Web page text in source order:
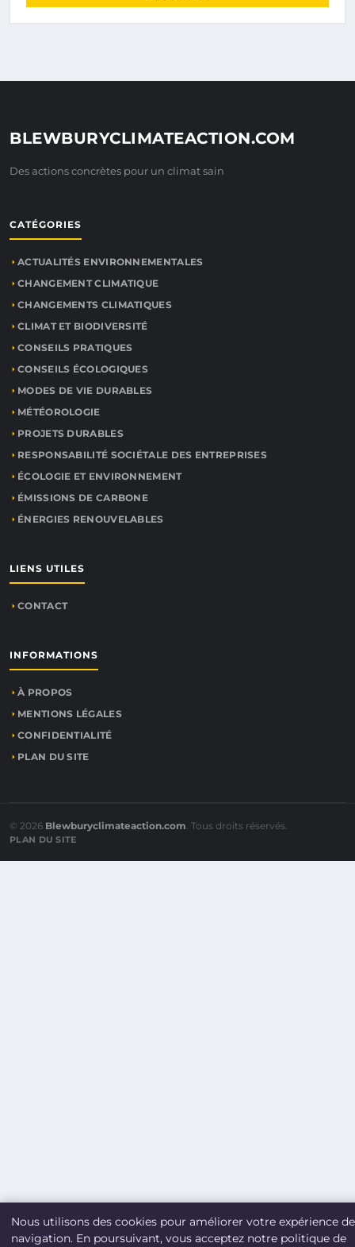
BLEWBURYCLIMATEACTION.COM
Des actions concrètes pour un climat sain
CATÉGORIES
ACTUALITÉS ENVIRONNEMENTALES
CHANGEMENT CLIMATIQUE
CHANGEMENTS CLIMATIQUES
CLIMAT ET BIODIVERSITÉ
CONSEILS PRATIQUES
CONSEILS ÉCOLOGIQUES
MODES DE VIE DURABLES
MÉTÉOROLOGIE
PROJETS DURABLES
RESPONSABILITÉ SOCIÉTALE DES ENTREPRISES
ÉCOLOGIE ET ENVIRONNEMENT
ÉMISSIONS DE CARBONE
ÉNERGIES RENOUVELABLES
LIENS UTILES
CONTACT
INFORMATIONS
À PROPOS
MENTIONS LÉGALES
CONFIDENTIALITÉ
PLAN DU SITE
© 2026 Blewburyclimateaction.com. Tous droits réservés.
PLAN DU SITE
Nous utilisons des cookies pour améliorer votre expérience de
navigation. En poursuivant, vous acceptez notre politique de